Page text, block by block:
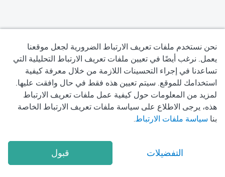
نحن نستخدم ملفات تعريف الارتباط الضرورية لجعل موقعنا
يعمل. نرغب أيضًا في تعيين ملفات تعريف الارتباط التحليلية التي
تساعدنا في إجراء التحسينات اللازمة من خلال معرفة كيفية
استخدامك للموقع. سيتم تعيين هذه فقط في حال وافقت عليها.
لمزيد من المعلومات حول كيفية عمل ملفات تعريف الارتباط
هذه، يرجى الاطلاع على سياسة ملفات تعريف الارتباط الخاصة
بنا سياسة ملفات الارتباط.
التفضيلات قبول